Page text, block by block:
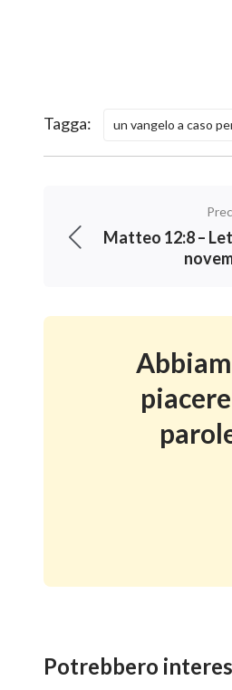
Tagga: un vangelo a caso
Matteo 12:8 –
Potrebbero